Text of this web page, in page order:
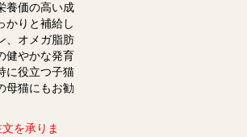
養価の高い成
かりと補給し
、オメガ脂肪
健やかな発育
に役立つ子猫
母猫にもお勧
を承りま